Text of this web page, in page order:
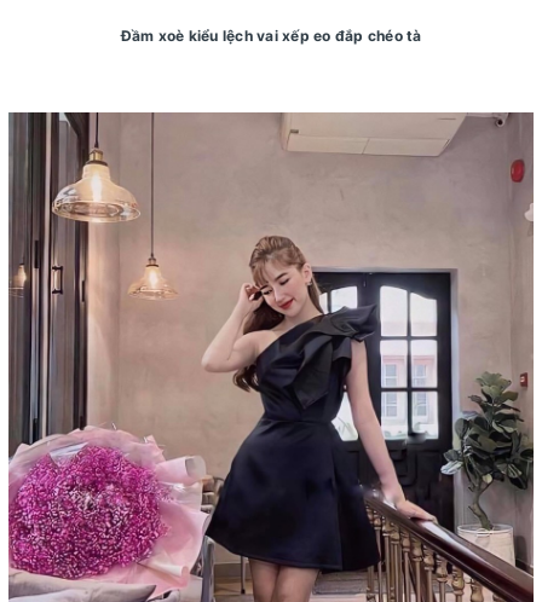
Đầm xoè kiểu lệch vai xếp eo đắp chéo tà